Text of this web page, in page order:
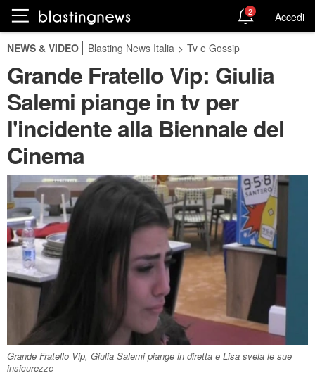
2 Accedi
NEWS & VIDEO Blasting News Italia > Tv e Gossip
Grande Fratello Vip: Giulia
Salemi piange in tv per
l'incidente alla Biennale del
Cinema
Grande Fratello Vip, Giulia Salemi piange in diretta e Lisa svela le sue
insicurezze